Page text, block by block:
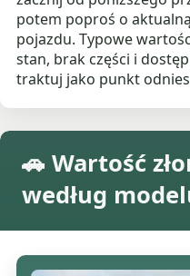
potem poproś o
pojazdu. Typowe
stan, brak części i
traktuj jako punkt
🚗 Wartość
według